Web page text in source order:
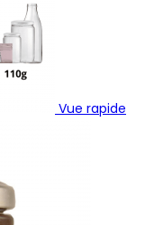
Vue rapide